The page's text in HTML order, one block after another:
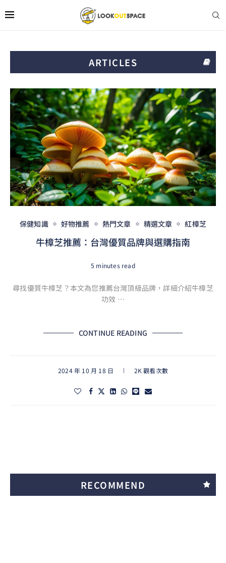
ARTICLES
保健知識 好物推薦 熱門文章 精選文章 紅樟芝
牛樟芝推薦：台灣優質品牌與選購指南
5 minutes read
尋找優質牛樟芝？本文為您推薦台灣頂級品牌，詳細介紹牛樟芝
功效 …
CONTINUE READING
2024 年 10 月 18 日 2K 觀看次數
RECOMMEND